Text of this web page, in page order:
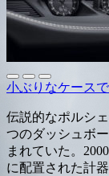
小ぶりなケース
伝説的なポルシ
つのダッシュボ
まれていた。
に配置された計